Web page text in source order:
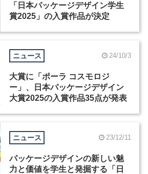
「日本パッケージデザイン学生
賞2025」の入賞作品が決定
ニュース 24/10/3
大賞に「ポーラ コスモロジ
ー」、日本パッケージデザイン
大賞2025の入賞作品35点が発表
ニュース 23/12/11
パッケージデザインの新しい魅
力と価値を学生と発掘する「日